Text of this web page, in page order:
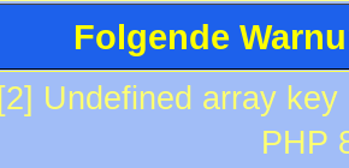
Folgende
[2] Undefined array
PHP